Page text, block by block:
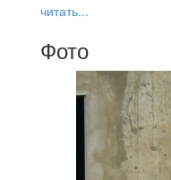
читать...
Фото